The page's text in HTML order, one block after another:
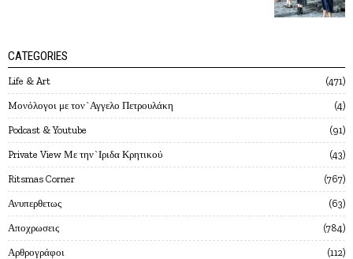
CATEGORIES
Life & Art 471
Mονόλογοι με τον`Αγγελο Πετρουλάκη 4
Podcast & Youtube 91
Private View Με την`Ιριδα Κρητικού 43
Ritsmas Corner 767
Ανυπερθετως 63
Αποχρωσεις 784
Αρθρογράφοι 112